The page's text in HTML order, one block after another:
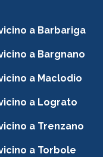
a Barbariga
a Bargnano
a Maclodio
a Lograto
a Trenzano
a Torbole